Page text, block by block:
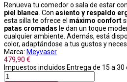
Renueva tu comedor o sala de estar
piel blanca . Con asiento y respaldo
esta silla te ofrece el máximo confort
patas cromadas le dan un toque
cualquier ambiente. Además, está
color, adaptándose a tus gustos y
Marca: Meyvaser
479,90 €
Impuestos incluidos Entrega de 15 a 30